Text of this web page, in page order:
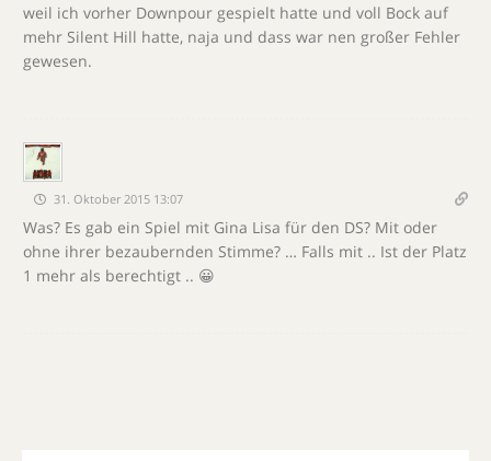
weil ich vorher Downpour gespielt hatte und voll Bock auf
mehr Silent Hill hatte, naja und dass war nen großer Fehler
gewesen.
31. Oktober 2015 13:07
Was? Es gab ein Spiel mit Gina Lisa für den DS? Mit oder
ohne ihrer bezaubernden Stimme? … Falls mit .. Ist der Platz
1 mehr als berechtigt .. 😀